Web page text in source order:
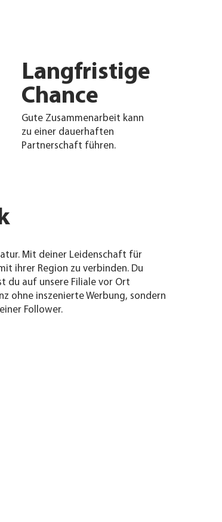
Langfristige
Chance
Gute Zusammenarbeit kann
zu einer dauerhaften
Partnerschaft führen.
Mit deiner Leidenschaft für
ihrer Region zu verbinden. Du
du auf unsere Filiale vor Ort
ohne inszenierte Werbung, sondern
Follower.